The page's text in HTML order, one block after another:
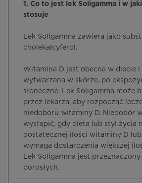
1. Co to jest lek Soligamma i w
stosuje
Lek Soligamma zawiera jako
cholekalcyferol.
Witamina D jest obecna w diecie i
wytwarzana w skórze, po
słoneczne. Lek Soligamma może
przez lekarza, aby rozpocząć
niedoboru witaminy D. Niedobór
wystąpić, gdy dieta lub styl życia
dostatecznej ilości witaminy D
wymaga dostarczenia większej
Lek Soligamma jest
dorosłych.